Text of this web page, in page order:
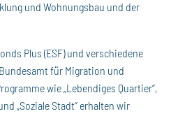
und Wohnungsbau und der
Plus (ESF) und verschiedene
für Migration und
wie „Lebendiges Quartier“,
„Soziale Stadt“ erhalten wir